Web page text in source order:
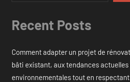
Recent Posts
Comment adapter un projet de
bâti existant, aux tendances
environnementales tout en